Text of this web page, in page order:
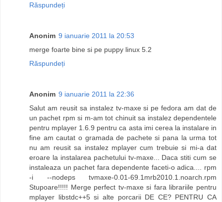
Răspundeți
Anonim 9 ianuarie 2011 la 20:53
merge foarte bine si pe puppy linux 5.2
Răspundeți
Anonim 9 ianuarie 2011 la 22:36
Salut am reusit sa instalez tv-maxe si pe fedora am dat de
un pachet rpm si m-am tot chinuit sa instalez dependentele
pentru mplayer 1.6.9 pentru ca asta imi cerea la instalare in
fine am cautat o gramada de pachete si pana la urma tot
nu am reusit sa instalez mplayer cum trebuie si mi-a dat
eroare la instalarea pachetului tv-maxe... Daca stiti cum se
instaleaza un pachet fara dependente faceti-o adica.... rpm
-i --nodeps tvmaxe-0.01-69.1mrb2010.1.noarch.rpm
Stupoare!!!!! Merge perfect tv-maxe si fara librariile pentru
mplayer libstdc++5 si alte porcarii DE CE? PENTRU CA